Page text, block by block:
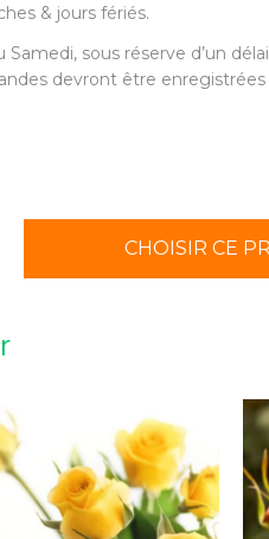
& jours fériés.
sous réserve d’un
devront être
CHOISIR CE